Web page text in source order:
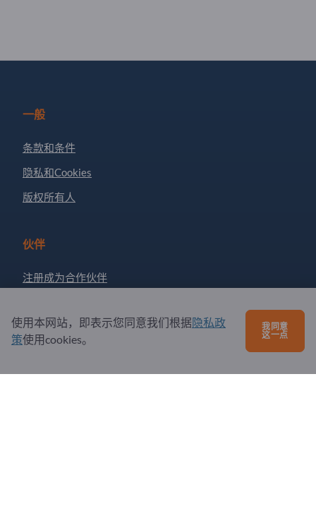
一般
条款和条件
隐私和Cookies
版权所有人
伙伴
注册成为合作伙伴
有问题吗？
使用本网站，即表示您同意我们根据隐私政
策使用cookies。
我同意
这一点